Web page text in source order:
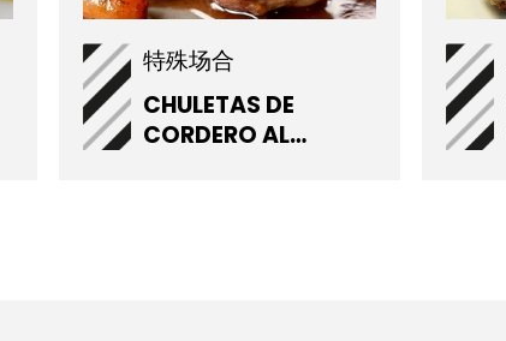
特殊场合
CHULETAS DE
CORDERO AL